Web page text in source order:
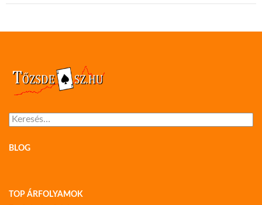
Keresés:
BLOG
TOP ÁRFOLYAMOK